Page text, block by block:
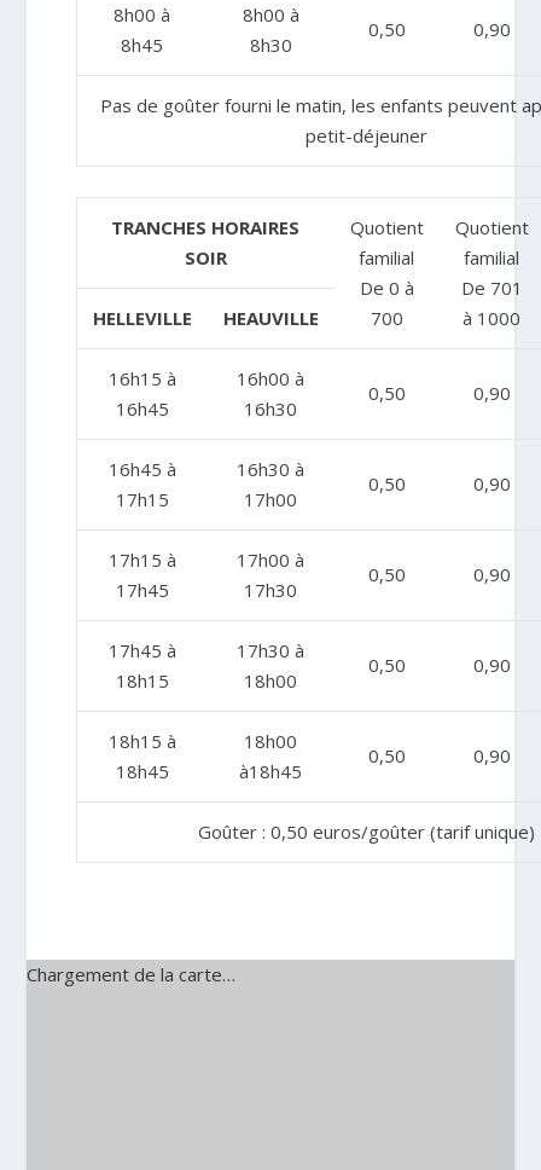
8h00 à
8h45
8h00 à
8h30
0,50 0,90
Pas de goûter fourni le matin, les enfants peuvent
petit-déjeuner
TRANCHES HORAIRES
SOIR
Quotient
familial
De 0 à
700
Quotient
familial
De 701
à 1000
HELLEVILLE HEAUVILLE
16h15 à
16h45
16h00 à
16h30
0,50 0,90
16h45 à
17h15
16h30 à
17h00
0,50 0,90
17h15 à
17h45
17h00 à
17h30
0,50 0,90
17h45 à
18h15
17h30 à
18h00
0,50 0,90
18h15 à
18h45
18h00
à18h45
0,50 0,90
Goûter : 0,50 euros/goûter (tarif unique)
Chargement de la carte…